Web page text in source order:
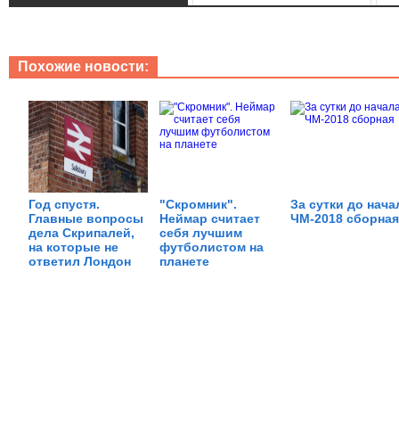
Похожие новости:
Год спустя.
Главные вопросы
дела Скрипалей,
на которые не
ответил Лондон
"Скромник".
Неймар считает
себя лучшим
футболистом на
планете
За сутки до
ЧМ-2018 сборная